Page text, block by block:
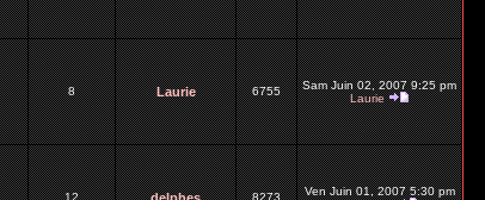
8 Laurie 6755
Sam Juin 02, 2007 9:25 pm
Laurie
12 8273
Ven Juin 01, 2007 5:30 pm